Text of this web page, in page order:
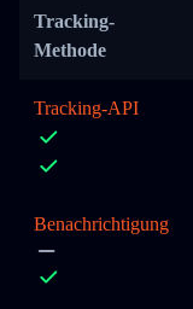
Tracking-
Methode
Tracking-API
Benachrichtigung